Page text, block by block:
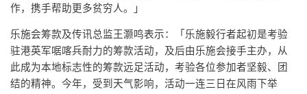
作，携手帮助更多贫穷人。」
乐施会筹款及传讯总监王灏鸣表示：「乐施毅行者起初是考验
驻港英军啹喀兵耐力的筹款活动，及后由乐施会接手主办，从
此成为本地标志性的筹款远足活动，考验各位参加者坚毅、团
结的精神。今年，受到天气影响，活动一连三日在风雨下举